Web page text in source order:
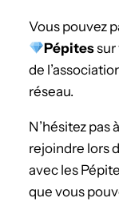
Vous pouvez
Pépitessur
de
réseau.
N’hésitez pas à
rejoindre lors
avec les
que vous